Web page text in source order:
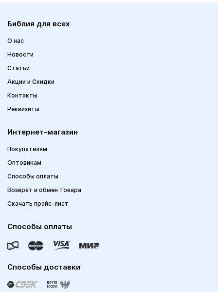
Библия для всех
О нас
Новости
Статьи
Акции и Скидки
Контакты
Реквизиты
Интернет-магазин
Покупателям
Оптовикам
Способы оплаты
Возврат и обмен товара
Скачать прайс-лист
Способы оплаты
Способы доставки